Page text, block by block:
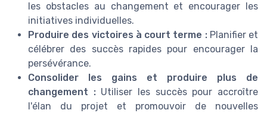
les obstacles au changement et encourager les
initiatives individuelles.
Produire des victoires à court terme :Planifier et
célébrer des succès rapides pour encourager la
persévérance.
Consolider les gains et produire plus de
changement :Utiliser les succès pour accroître
l'élan du projet et promouvoir de nouvelles